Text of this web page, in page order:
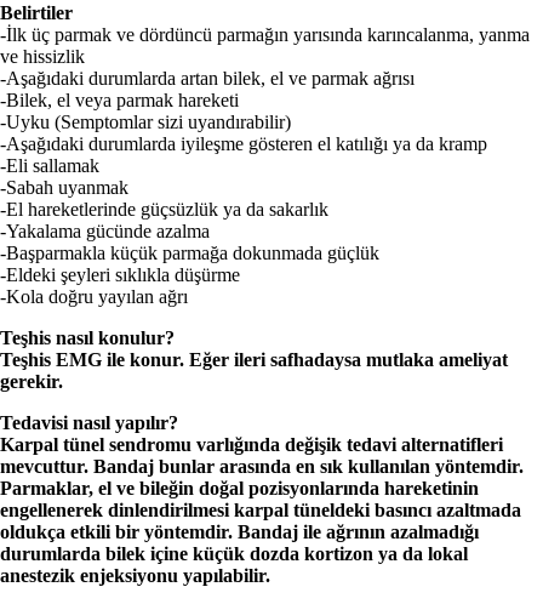
Belirtiler
-İlk üç parmak ve dördüncü parmağın yarısında karıncalanma, yanma
ve hissizlik
-Aşağıdaki durumlarda artan bilek, el ve parmak ağrısı
-Bilek, el veya parmak hareketi
-Uyku (Semptomlar sizi uyandırabilir)
-Aşağıdaki durumlarda iyileşme gösteren el katılığı ya da kramp
-Eli sallamak
-Sabah uyanmak
-El hareketlerinde güçsüzlük ya da sakarlık
-Yakalama gücünde azalma
-Başparmakla küçük parmağa dokunmada güçlük
-Eldeki şeyleri sıklıkla düşürme
-Kola doğru yayılan ağrı
Teşhis nasıl konulur?
Teşhis EMG ile konur. Eğer ileri safhadaysa mutlaka ameliyat
gerekir.
Tedavisi nasıl yapılır?
Karpal tünel sendromu varlığında değişik tedavi alternatifleri
mevcuttur. Bandaj bunlar arasında en sık kullanılan yöntemdir.
Parmaklar, el ve bileğin doğal pozisyonlarında hareketinin
engellenerek dinlendirilmesi karpal tüneldeki basıncı azaltmada
oldukça etkili bir yöntemdir. Bandaj ile ağrının azalmadığı
durumlarda bilek içine küçük dozda kortizon ya da lokal
anestezik enjeksiyonu yapılabilir.